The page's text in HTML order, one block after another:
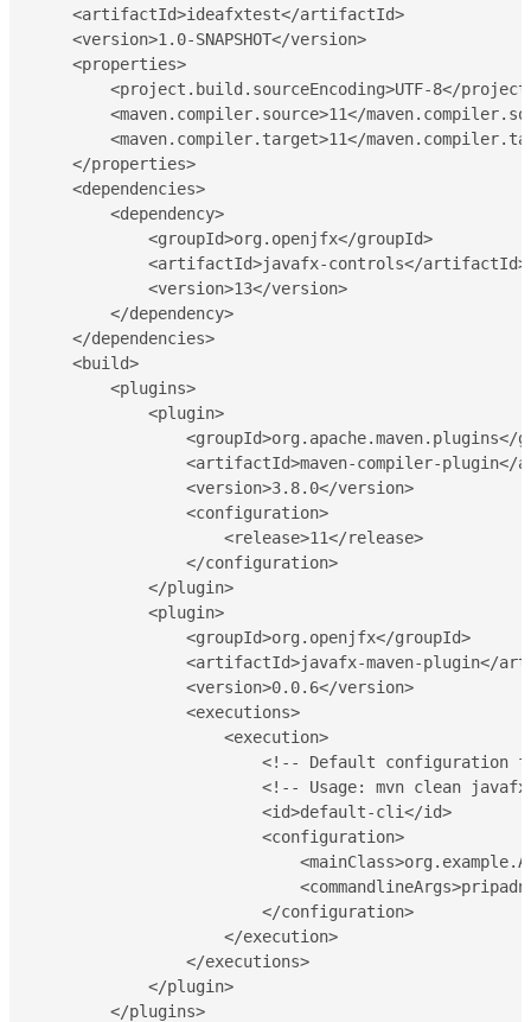
    <artifactId>ideafxtest</artifactId>
    <version>1.0-SNAPSHOT</version>
    <properties>
<project.build.sourceEncoding>UTF-8</
<maven.compiler.source>11</
<maven.compiler.target>11</
    </properties>
    <dependencies>
        <dependency>
            <groupId>org.openjfx</groupId>
            <artifactId>javafx-controls</artifactId>
            <version>13</version>
        </dependency>
    </dependencies>
    <build>
        <plugins>
            <plugin>
<groupId>org.apache.maven.plugins</
<artifactId>maven-compiler-plugin</
                <version>3.8.0</version>
                <configuration>
                    <release>11</release>
                </configuration>
            </plugin>
            <plugin>
                <groupId>org.openjfx</groupId>
<artifactId>javafx-maven-plugin</
                <version>0.0.6</version>
                <executions>
                    <execution>
<!-- Default configuration
<!-- Usage: mvn clean
                        <id>default-cli</id>
                        <configuration>
                        </configuration>
                    </execution>
                </executions>
            </plugin>
        </plugins>